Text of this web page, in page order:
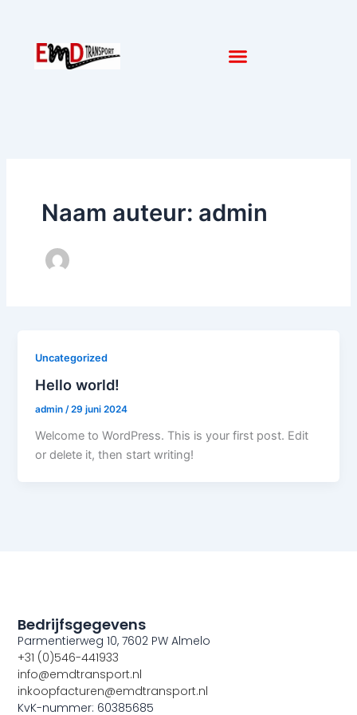
inhoud
Naam auteur: admin
Uncategorized
Hello world!
admin/29 juni 2024
Welcome to WordPress. This is your first post. Edit
or delete it, then start writing!
Bedrijfsgegevens
Parmentierweg 10, 7602 PW Almelo
+31 (0)546-441933
info@emdtransport.nl
inkoopfacturen@emdtransport.nl
KvK-nummer: 60385685